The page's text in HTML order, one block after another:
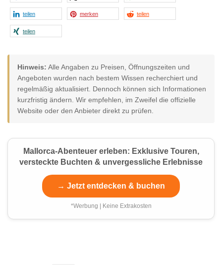
teilen merken teilen
teilen
Hinweis: Alle Angaben zu Preisen, Öffnungszeiten und
Angeboten wurden nach bestem Wissen recherchiert und
regelmäßig aktualisiert. Dennoch können sich Informationen
kurzfristig ändern. Wir empfehlen, im Zweifel die offizielle
Website oder den Anbieter direkt zu prüfen.
Mallorca-Abenteuer erleben: Exklusive Touren,
versteckte Buchten & unvergessliche Erlebnisse
→ Jetzt entdecken & buchen
*Werbung | Keine Extrakosten